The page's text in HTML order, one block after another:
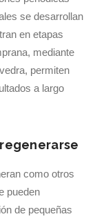
se desarrollan
en etapas
mediante
permiten
a largo
como otros
pueden
de pequeñas